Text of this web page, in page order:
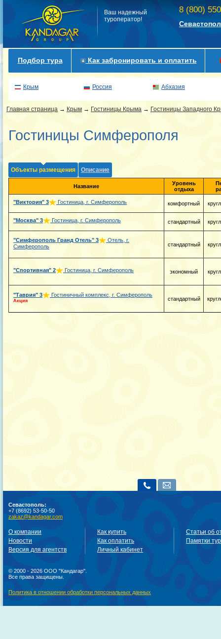
Ваш надежный
туроператор!
8 (800)
Подбор тура Как забронировать и оплатить
Крым Россия Абхазия
Главная страница → Крым → Гостиницы Крыма → Гостиницы Западного
Гостиницы Симферополя
Объекты размещения Описание
Название
Уровень
отдыха
"Виктория" 3 Гостиница, г. Симферополь комфортный
"Москва" 3 Гостиница, г. Симферополь стандартный
"Симферополь Гранд Отель" 3
Отель, г.
Симферополь
стандартный
"Спортивная" 2 Гостиница, г. Симферополь экономный
"Таврия" 3 Гостиничный комплекс, г. Симферополь
Акция стандартный
Севастополь:
+7 (8692) 53-50-50
zakaz@kandagar.com
О компании
Новости
Версия для агентств
Как купить
Как оплатить
Личный кабинет
Статьи об
Памятки
© 2000 - 2026 ООО "Кандагар".
Все права защищены.
Политика в отношении обработки персональных данных